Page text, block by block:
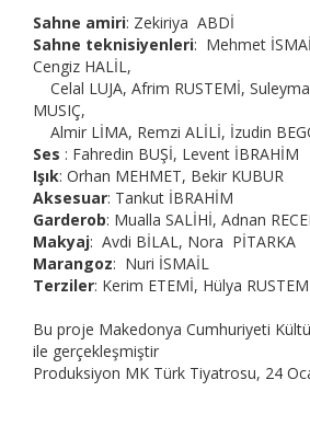
Sahne amiri: Zekiriya ABDİ
Sahne teknisiyenleri: Mehmet
Cengiz HALİL,
Celal LUJA, Afrim RUSTEMİ,
MUSIÇ,
Almir LİMA, Remzi ALİLİ, İzudin
Ses : Fahredin BUŞİ, Levent İBRAHİM
Işık: Orhan MEHMET, Bekir KUBUR
Aksesuar: Tankut İBRAHİM
Garderob: Mualla SALİHİ, Adnan
Makyaj: Avdi BİLAL, Nora PİTARKA
Marangoz: Nuri İSMAİL
Terziler: Kerim ETEMİ, Hülya
Bu proje Makedonya Cumhuriyeti
ile gerçekleşmiştir
Produksiyon MK Türk Tiyatrosu, 24